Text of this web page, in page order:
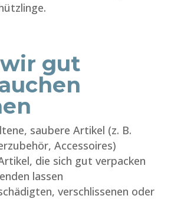
gut
saubere Artikel (z. B.
Accessoires)
die sich gut verpacken
lassen
verschlissenen oder